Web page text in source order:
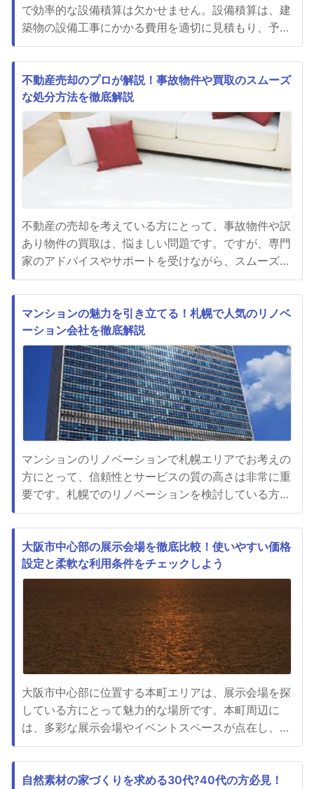
で効率的な設備積算は欠かせません。設備積算は、建
築物の設備工事にかかる費用を適切に見積もり、予算
管理を行う重要な業務です。設備積算は、建築設計事
務所がクライアントに提案する際の根幹となる要素で
あり、正確な積算が行われないと、プロジェクトの予
算やスケジュールに影響が及ぶ可能性があります。設
備積算を行う際には、専門...
不動産売却のプロが解説！事故物件や買取のスムーズ
な処分方法を徹底解説
不動産の売却を考えている方にとって、事故物件や訳
あり物件の買取は、悩ましい問題です。ですが、専門
家のアドバイスやサポートを受けながら、スムーズな
取引を行うことで、思わぬ利益を得ることも可能で
す。そこで今回は、事故物件や訳あり物件の買取につ
いて詳しくご紹介します。事故物件や訳あり物件の買
取には、一般の不動産売却とは異なるポイントがあり
ます。まず、その物件の状態...
マンションの魅力を引き立てる！札幌で人気のリノベ
ーション会社を徹底解説
マンションのリノベーションで札幌エリアでお考えの
方にとって、信頼性とサービスの質の高さは非常に重
要です。札幌でのリノベーションを検討している方々
にとって、地元に密着した経験豊富なリノベーション
会社を見つけることが大きなポイントとなります。札
幌市内でのリノベーションは、地域特性や気候に合わ
せた提案が求められます。札幌の厳しい寒さや降雪に
対応した断熱性の高いリノ...
大阪市中心部の展示会場を徹底比較！使いやすい価格
設定と柔軟な利用条件をチェックしよう
大阪市中心部に位置する本町エリアは、展示会場を探
している方にとって魅力的な場所です。本町周辺に
は、多彩な展示会場やイベントスペースが点在し、利
用シーンに合わせて選択肢が豊富に揃っています。本
町エリアで展示会やイベントを開催する際には、会場
の利便性や価格設定、清潔さなどが重要なポイントと
自然素材の家づくりを求める30代?40代の方必見！